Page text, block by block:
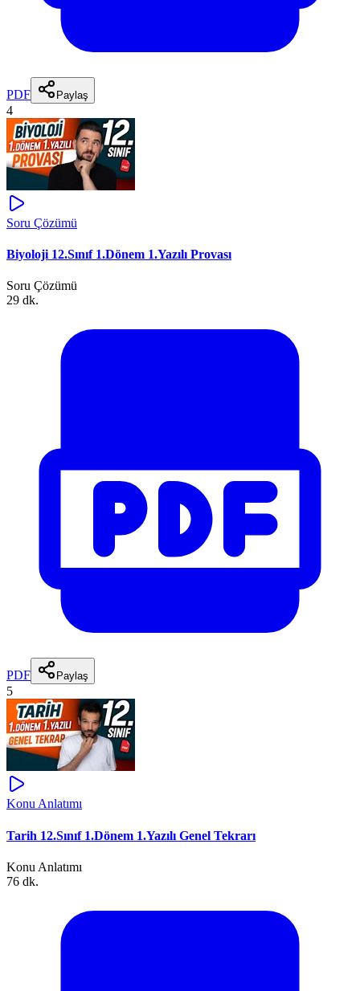
PDF Paylaş
4
Soru Çözümü
Biyoloji 12.Sınıf 1.Dönem 1.Yazılı Provası
Soru Çözümü
29 dk.
PDF Paylaş
5
Konu Anlatımı
Tarih 12.Sınıf 1.Dönem 1.Yazılı Genel Tekrarı
Konu Anlatımı
76 dk.